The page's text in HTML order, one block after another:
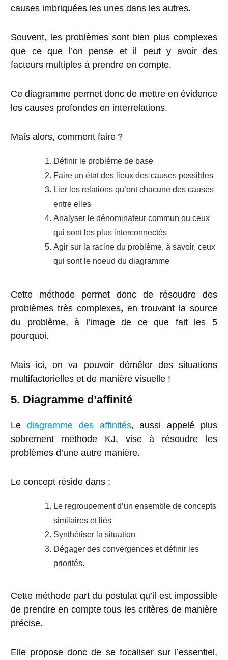
causes imbriquées les unes dans les autres.
Souvent, les problèmes sont bien plus complexes
que ce que l’on pense et il peut y avoir des
facteurs multiples à prendre en compte.
Ce diagramme permet donc de mettre en évidence
les causes profondes en interrelations.
Mais alors, comment faire ?
Définir le problème de base
Faire un état des lieux des causes possibles
Lier les relations qu’ont chacune des causes
entre elles
Analyser le dénominateur commun ou ceux
qui sont les plus interconnectés
Agir sur la racine du problème, à savoir, ceux
qui sont le noeud du diagramme
Cette méthode permet donc de résoudre des
problèmes très complexes, en trouvant la source
du problème, à l’image de ce que fait les 5
pourquoi.
Mais ici, on va pouvoir démêler des situations
multifactorielles et de manière visuelle !
5. Diagramme d’affinité
Le diagramme des affinités, aussi appelé plus
sobrement méthode KJ, vise à résoudre les
problèmes d’une autre manière.
Le concept réside dans :
Le regroupement d’un ensemble de concepts
similaires et liés
Synthétiser la situation
Dégager des convergences et définir les
priorités.
Cette méthode part du postulat qu’il est impossible
de prendre en compte tous les critères de manière
précise.
Elle propose donc de se focaliser sur l’essentiel,